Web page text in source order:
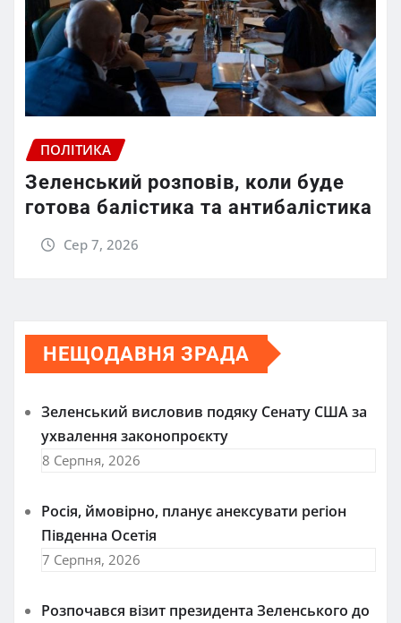
ПОЛІТИКА
Зеленський розповів, коли буде
готова балістика та антибалістика
Сер 7, 2026
НЕЩОДАВНЯ ЗРАДА
Зеленський висловив подяку Сенату США за
ухвалення законопроєкту
8 Серпня, 2026
Росія, ймовірно, планує анексувати регіон
Південна Осетія
7 Серпня, 2026
Розпочався візит президента Зеленського до